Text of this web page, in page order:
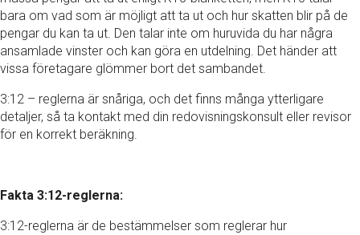
bara om vad som är möjligt att ta ut och hur skatten blir på de
pengar du kan ta ut. Den talar inte om huruvida du har några
ansamlade vinster och kan göra en utdelning. Det händer att
vissa företagare glömmer bort det sambandet.
3:12 – reglerna är snåriga, och det finns många ytterligare
detaljer, så ta kontakt med din redovisningskonsult eller revisor
för en korrekt beräkning.
Fakta 3:12-reglerna:
3:12-reglerna är de bestämmelser som reglerar hur